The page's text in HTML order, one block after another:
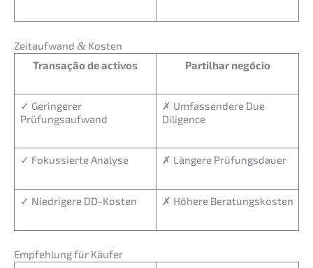
Zeitauf­wand & Kosten
Transa­ção de activos
Partil­har negócio
✓ Gerin­ge­rer
Prüfungsaufwand
✗ Umfas­sen­de­re Due
Diligence
✓ Fokus­sier­te Analyse ✗ Länge­re Prüfungsdauer
✓ Niedri­ge­re DD-Kosten ✗ Höhere Beratungskosten
Empfeh­lung für Käufer